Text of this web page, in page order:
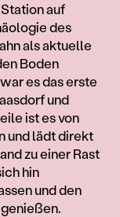
auf
des
als aktuelle
Boden
es das erste
und
ist es von
und lädt direkt
zu einer Rast
hin
und den